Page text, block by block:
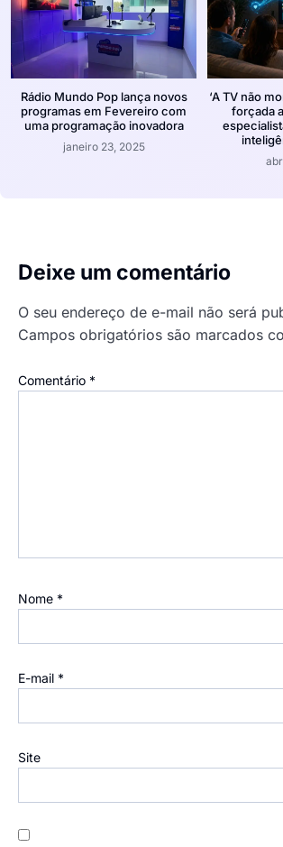
Rádio Mundo Pop lança novos
programas em Fevereiro com
uma programação inovadora
janeiro 23, 2025
‘A TV não
forçada
Deixe um comentário
O seu endereço de e-mail não será
Campos obrigatórios são marcados
Comentário *
Nome *
E-mail *
Site